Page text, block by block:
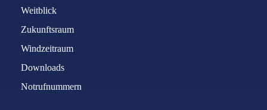
Weitblick
Zukunftsraum
Windzeitraum
Downloads
Notrufnummern